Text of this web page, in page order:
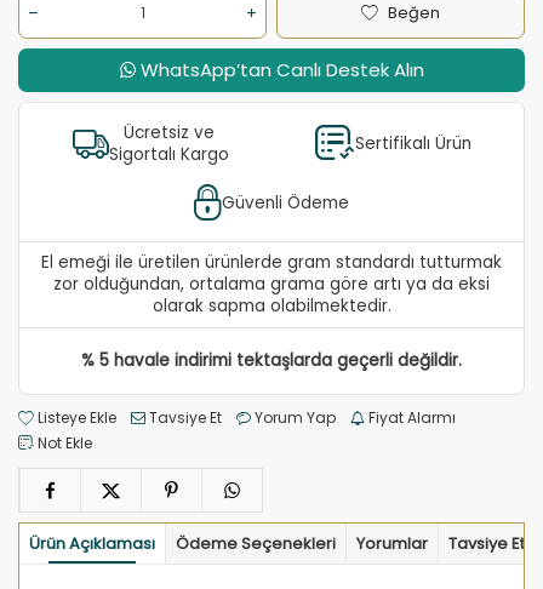
Beğen
WhatsApp’tan Canlı Destek Alın
Ücretsiz ve
Sigortalı Kargo
Sertifikalı Ürün
Güvenli Ödeme
El emeği ile üretilen ürünlerde gram standardı tutturmak
zor olduğundan, ortalama grama göre artı ya da eksi
olarak sapma olabilmektedir.
% 5 havale indirimi tektaşlarda geçerli değildir.
Listeye Ekle Tavsiye Et Yorum Yap
Fiyat Alarmı
Not Ekle
Ürün Açıklaması Ödeme Seçenekleri Yorumlar Tavsiye Et